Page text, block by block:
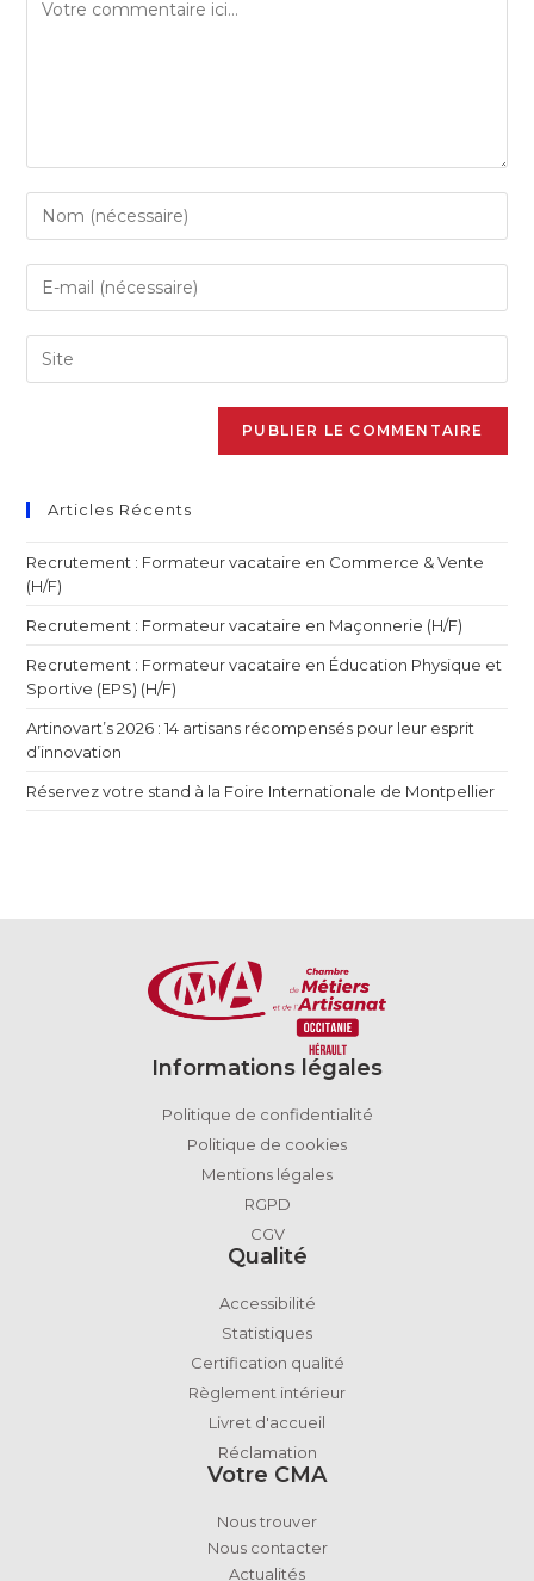
Articles Récents
Recrutement : Formateur vacataire en Commerce & Vente
(H/F)
Recrutement : Formateur vacataire en Maçonnerie (H/F)
Recrutement : Formateur vacataire en Éducation Physique et
Sportive (EPS) (H/F)
Artinovart’s 2026 : 14 artisans récompensés pour leur esprit
d’innovation
Réservez votre stand à la Foire Internationale de Montpellier
Informations légales
Politique de confidentialité
Politique de cookies
Mentions légales
RGPD
CGV
Qualité
Accessibilité
Statistiques
Certification qualité
Règlement intérieur
Livret d'accueil
Réclamation
Votre CMA
Nous trouver
Nous contacter
Actualités